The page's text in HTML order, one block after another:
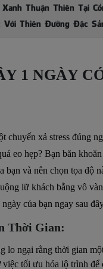
Thuận Thiên Tại
Với Thiên Đường Đặc
1 NGÀY
chuyến xả stress đúng
eo hẹp? Bạn băn
bạn và nên chọn tọa độ
lữ khách bằng vô
của bạn ngay sau
Thời Gian:
lo ngại rằng thời gian
việc tối ưu hóa lộ trình